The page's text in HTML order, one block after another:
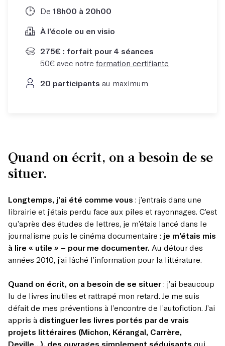
De 18h00 à 20h00
À l’école ou en visio
275€ : forfait pour 4 séances
50€ avec notre formation certifiante
20 participants au maximum
Quand on écrit, on a besoin de se
situer.
Longtemps, j’ai été comme vous : j’entrais dans une
librairie et j’étais perdu face aux piles et rayonnages. C’est
qu’après des études de lettres, je m’étais lancé dans le
journalisme puis le cinéma documentaire : je m’étais mis
à lire « utile » – pour me documenter. Au détour des
années 2010, j’ai lâché l’information pour la littérature.
Quand on écrit, on a besoin de se situer : j’ai beaucoup
lu de livres inutiles et rattrapé mon retard. Je me suis
défait de mes préventions à l’encontre de l’autofiction. J’ai
appris à distinguer les livres portés par de vrais
projets littéraires (Michon, Kérangal, Carrère,
Deville…), des ouvrages simplement séduisants qui